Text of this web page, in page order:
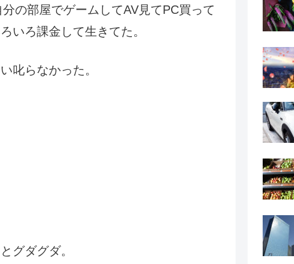
の部屋でゲームしてAV見てPC買って
いろ課金して生きてた。
叱らなかった。
グダグダ。